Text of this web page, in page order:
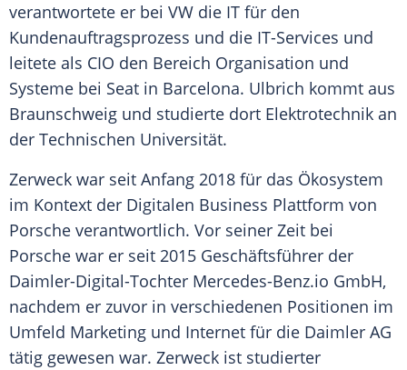
verantwortete er bei VW die IT für den
Kundenauftragsprozess und die IT-Services und
leitete als CIO den Bereich Organisation und
Systeme bei Seat in Barcelona. Ulbrich kommt aus
Braunschweig und studierte dort Elektrotechnik an
der Technischen Universität.
Zerweck war seit Anfang 2018 für das Ökosystem
im Kontext der Digitalen Business Plattform von
Porsche verantwortlich. Vor seiner Zeit bei
Porsche war er seit 2015 Geschäftsführer der
Daimler-Digital-Tochter Mercedes-Benz.io GmbH,
nachdem er zuvor in verschiedenen Positionen im
Umfeld Marketing und Internet für die Daimler AG
tätig gewesen war. Zerweck ist studierter